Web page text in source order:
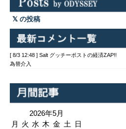
の投稿
[ 8/3 12:48 ] Salt グッチーポストの経済ZAP!!
為替介入
2026年5月
月 火 水 木 金 土 日